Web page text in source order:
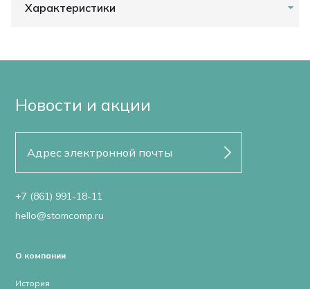
Характеристики
Новости и акции
+7 (861) 991-18-11
hello@stomcomp.ru
О компании
История